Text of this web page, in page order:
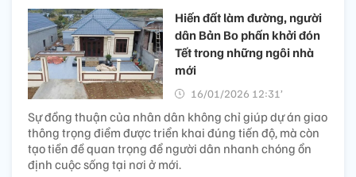
Hiến đất làm đường, người
dân Bản Bo phấn khởi đón
Tết trong những ngôi nhà
mới
16/01/2026 12:31’
Sự đồng thuận của nhân dân không chỉ giúp dự án giao
thông trọng điểm được triển khai đúng tiến độ, mà còn
tạo tiền đề quan trọng để người dân nhanh chóng ổn
định cuộc sống tại nơi ở mới.